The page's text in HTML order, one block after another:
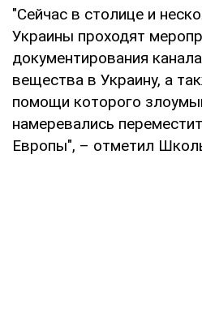
"Сейчас в столице и
Украины проходят
документирования
вещества в Украину, а
помощи которого
намеревались
Европы", – отметил